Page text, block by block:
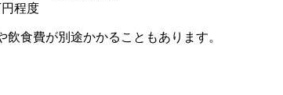
円程度
食費が別途かかることもあります。